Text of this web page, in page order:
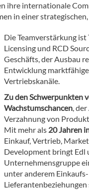
ihre internationale
in einer
Die Teamverstärkung
Licensing und RCD
Geschäfts, der Ausbau
Entwicklung
Vertriebskanäle.
Zu den Schwerpunkten
Wachstumschancen,
Verzahnung von
Mit mehr als 20 Jahren
Einkauf, Vertrieb,
Development bringt Edl
Unternehmensgruppe
unter anderem